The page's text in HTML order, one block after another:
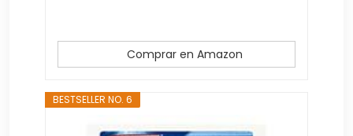
Comprar en Amazon
BESTSELLER NO. 6